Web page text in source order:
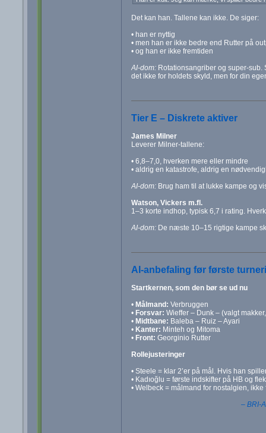
Det kan han. Tallene kan ikke. De siger:
• han er nyttig
• men han er ikke bedre end Rutter på
• og han er ikke fremtiden
AI-dom:Rotationsangriber og super-sub.
det ikke for holdets skyld, men for din
Tier E – Diskrete aktiver
James Milner
Leverer Milner-tallene:
• 6,8–7,0, hverken mere eller mindre
• aldrig en katastrofe, aldrig en
AI-dom:Brug ham til at lukke kampe og
Watson, Vickers m.fl.
1–3 korte indhop, typisk 6,7 i rating.
AI-dom:De næste 10–15 rigtige kampe
AI-anbefaling før første
Startkernen, som den bør se ud nu
• Målmand: Verbruggen
• Forsvar: Wieffer – Dunk – (valgt
• Midtbane: Baleba – Ruiz – Ayari
• Kanter: Minteh og Mitoma
• Front: Georginio Rutter
Rollejusteringer
• Steele = klar 2’er på mål. Hvis han
• Kadıoğlu = første indskifter på HB og
• Welbeck = målmand for nostalgien,
– BRI-